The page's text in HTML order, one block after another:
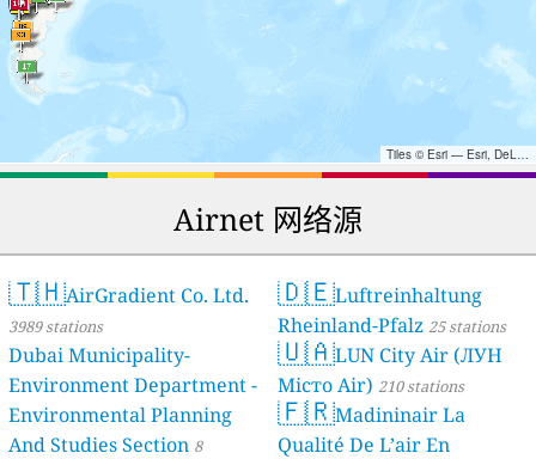
Airnet 网络源
🇹🇭AirGradient Co. Ltd.
3989 stations
Dubai Municipality-
Environment Department -
Environmental Planning
And Studies Section 8
🇩🇪Luftreinhaltung
Rheinland-Pfalz 25 stations
🇺🇦LUN City Air (ЛУН
Місто Air) 210 stations
🇫🇷Madininair La
Qualité De L’air En